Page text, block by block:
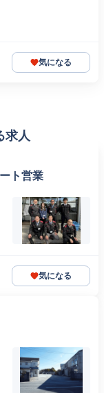
気になる
求人
ト営業
気になる